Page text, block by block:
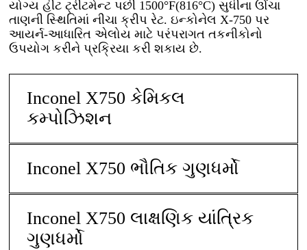
યોગ્ય હીટ ટ્રીટમેન્ટ પછી 1500°F(816°C) સુધીના ઊંચા
તાણની સ્થિતિમાં નીચા ક્રીપ રેટ. ઇન્કોનેલ X-750 પર
આયર્ન-આધારિત એલોય માટે પરંપરાગત તકનીકોનો
ઉપયોગ કરીને પ્રક્રિયા કરી શકાય છે.
Inconel X750 કેમિકલ
કમ્પોઝિશન
Inconel X750 ભૌતિક ગુણધર્મો
Inconel X750 લાક્ષણિક યાંત્રિક
ગુણધર્મો